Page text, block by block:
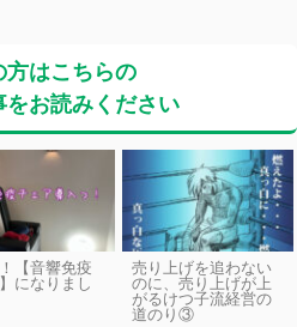
方はこちらの
お読みください
【音響免疫
になりまし
売り上げを追わない
のに、売り上げが上
がるけつ子流経営の
道のり③